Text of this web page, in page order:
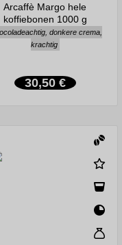
Arcaffè Margo hele
koffiebonen 1000 g
donkere crema,
krachtig
30,50 €